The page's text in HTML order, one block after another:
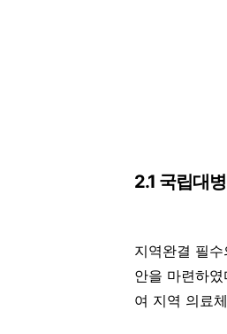
2.1 국립대
지역완결 필
안을 마련하
여 지역 의료